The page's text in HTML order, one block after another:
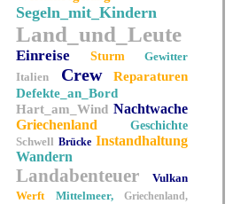
Segeln_mit_Kindern
Land_und_Leute
Einreise Sturm
Gewitter
Italien
Crew
Reparaturen
Defekte_an_Bord
Hart_am_Wind Nachtwache
Griechenland
Geschichte
Schwell Brücke Instandhaltung
Wandern
Landabenteuer
Vulkan
Werft
Mittelmeer, Griechenland,